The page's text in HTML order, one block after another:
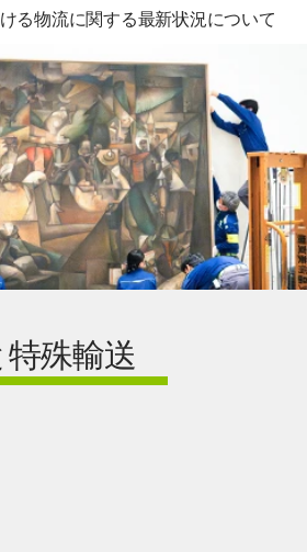
る物流に関する最新状況について
特殊輸送